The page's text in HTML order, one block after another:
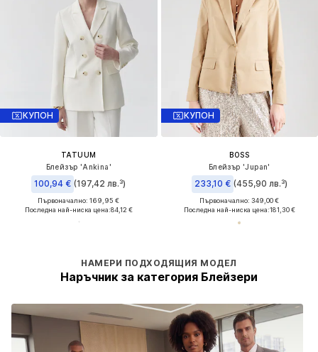
КУПОН
TATUUM
Блейзър 'Ankina'
100,94 € (197,42 лв.³)
Първоначално: 169,95 €
Последна най-ниска цена:84,12 €
КУПОН
BOSS
Блейзър 'Jupan'
233,10 € (455,90 лв.³)
Първоначално: 349,00 €
Последна най-ниска цена:181,30 €
НАМЕРИ ПОДХОДЯЩИЯ МОДЕЛ
Наръчник за категория Блейзери